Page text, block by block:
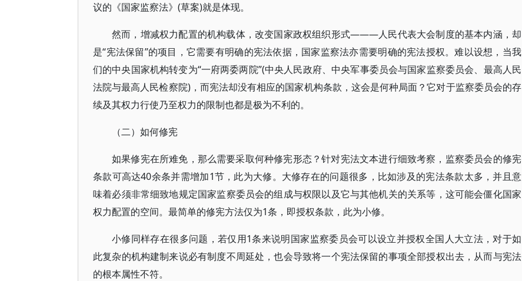
议的《国家监察法》(草案)就是体现。
然而，增减权力配置的机构载体，改变国家政权组织形式———人民代表大会制度的基本内涵，却
是“宪法保留”的项目，它需要有明确的宪法依据，国家监察法亦需要明确的宪法授权。难以设想，当我
们的中央国家机构转变为“一府两委两院”(中央人民政府、中央军事委员会与国家监察委员会、最高人民
法院与最高人民检察院)，而宪法却没有相应的国家机构条款，这会是何种局面？它对于监察委员会的存
续及其权力行使乃至权力的限制也都是极为不利的。
（二）如何修宪
如果修宪在所难免，那么需要采取何种修宪形态？针对宪法文本进行细致考察，监察委员会的修宪
条款可高达40余条并需增加1节，此为大修。大修存在的问题很多，比如涉及的宪法条款太多，并且意
味着必须非常细致地规定国家监察委员会的组成与权限以及它与其他机关的关系等，这可能会僵化国家
权力配置的空间。最简单的修宪方法仅为1条，即授权条款，此为小修。
小修同样存在很多问题，若仅用1条来说明国家监察委员会可以设立并授权全国人大立法，对于如
此复杂的机构建制来说必有制度不周延处，也会导致将一个宪法保留的事项全部授权出去，从而与宪法
的根本属性不符。